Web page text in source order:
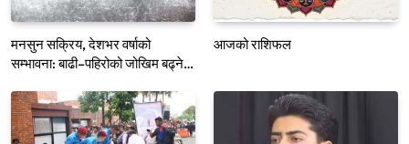
मनसुन सक्रिय, देशभर वर्षाको
सम्भावना: बाढी–पहिरोको जोखिम बढ्ने
आजको राशिफल